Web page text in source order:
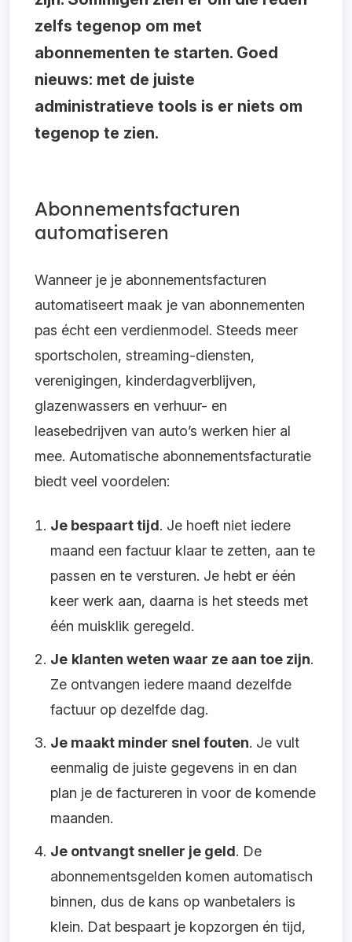
zelfs tegenop om met
abonnementen te starten. Goed
nieuws: met de juiste
administratieve tools is er niets om
tegenop te zien.
Abonnementsfacturen
automatiseren
Wanneer je je abonnementsfacturen
automatiseert maak je van abonnementen
pas écht een verdienmodel. Steeds meer
sportscholen, streaming-diensten,
verenigingen, kinderdagverblijven,
glazenwassers en verhuur- en
leasebedrijven van auto’s werken hier al
mee. Automatische abonnementsfacturatie
biedt veel voordelen:
Je bespaart tijd. Je hoeft niet iedere
maand een factuur klaar te zetten, aan te
passen en te versturen. Je hebt er één
keer werk aan, daarna is het steeds met
één muisklik geregeld.
Je klanten weten waar ze aan toe zijn.
Ze ontvangen iedere maand dezelfde
factuur op dezelfde dag.
Je maakt minder snel fouten. Je vult
eenmalig de juiste gegevens in en dan
plan je de factureren in voor de komende
maanden.
Je ontvangt sneller je geld. De
abonnementsgelden komen automatisch
binnen, dus de kans op wanbetalers is
klein. Dat bespaart je kopzorgen én tijd,